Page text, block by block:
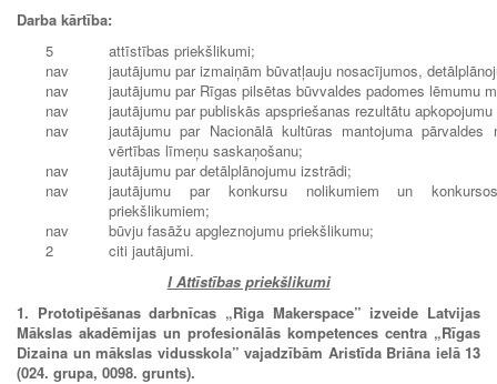
Darba kārtība:
5
attīstības priekšlikumi;
nav
jautājumu par izmaiņām būvatļauju nosacījumos,
nav
jautājumu par Rīgas pilsētas būvvaldes padomes lēmumu
nav
jautājumu par publiskās apspriešanas rezultātu
nav
jautājumu par Nacionālā kultūras mantojuma pārvaldes
vērtības līmeņu saskaņošanu;
nav
jautājumu par detālplānojumu izstrādi;
nav
jautājumu par konkursu nolikumiem un
priekšlikumiem;
nav
būvju fasāžu apgleznojumu priekšlikumu;
2
citi jautājumi.
I Attīstības priekšlikumi
1. Prototipēšanas darbnīcas „Riga Makerspace” izveide Latvijas
Mākslas akadēmijas un profesionālās kompetences centra „Rīgas
Dizaina un mākslas vidusskola” vajadzībām Aristīda Briāna ielā 13
(024. grupa, 0098. grunts).